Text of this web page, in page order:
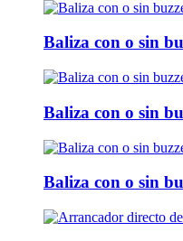
Baliza con o sin
Baliza con o sin
Baliza con o sin